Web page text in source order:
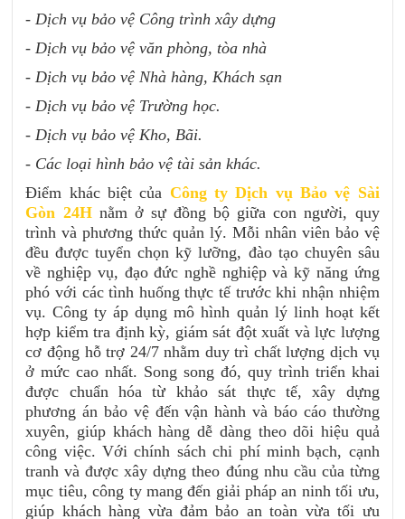
- Dịch vụ bảo vệ Công trình xây dựng
- Dịch vụ bảo vệ văn phòng, tòa nhà
- Dịch vụ bảo vệ Nhà hàng, Khách sạn
- Dịch vụ bảo vệ Trường học.
- Dịch vụ bảo vệ Kho, Bãi.
- Các loại hình bảo vệ tài sản khác.
Điểm khác biệt của Công ty Dịch vụ Bảo vệ Sài
Gòn 24Hnằm ở sự đồng bộ giữa con người, quy
trình và phương thức quản lý. Mỗi nhân viên bảo vệ
đều được tuyển chọn kỹ lưỡng, đào tạo chuyên sâu
về nghiệp vụ, đạo đức nghề nghiệp và kỹ năng ứng
phó với các tình huống thực tế trước khi nhận nhiệm
vụ. Công ty áp dụng mô hình quản lý linh hoạt kết
hợp kiểm tra định kỳ, giám sát đột xuất và lực lượng
cơ động hỗ trợ 24/7 nhằm duy trì chất lượng dịch vụ
ở mức cao nhất. Song song đó, quy trình triển khai
được chuẩn hóa từ khảo sát thực tế, xây dựng
phương án bảo vệ đến vận hành và báo cáo thường
xuyên, giúp khách hàng dễ dàng theo dõi hiệu quả
công việc. Với chính sách chi phí minh bạch, cạnh
tranh và được xây dựng theo đúng nhu cầu của từng
mục tiêu, công ty mang đến giải pháp an ninh tối ưu,
giúp khách hàng vừa đảm bảo an toàn vừa tối ưu